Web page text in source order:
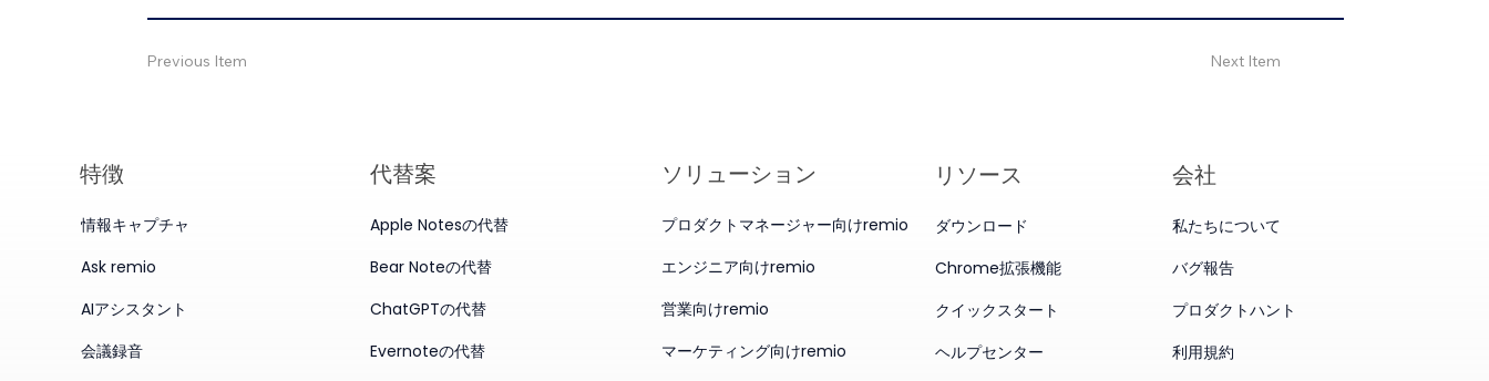
Previous Item Next Item
特徴
情報キャプチャ
Ask remio
AIアシスタント
会議録音
代替案
Apple Notesの代替
Bear Noteの代替
ChatGPTの代替
Evernoteの代替
ソリューション
プロダクトマネージャー向けremio
エンジニア向けremio
営業向けremio
マーケティング向けremio
リソース
ダウンロード
Chrome拡張機能
クイックスタート
ヘルプセンター
会社
私たちについて
バグ報告
プロダクトハント
利用規約